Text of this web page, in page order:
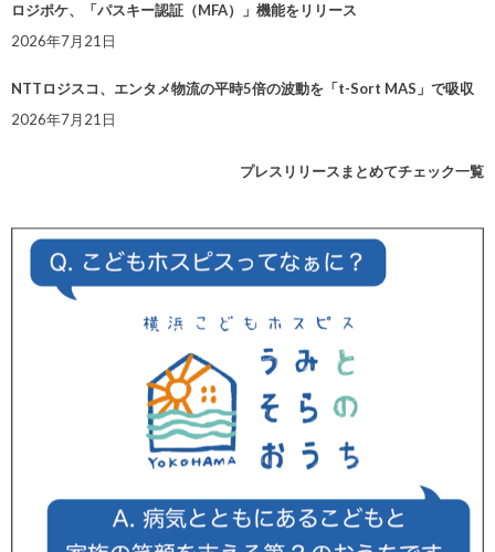
ロジポケ、「パスキー認証（MFA）」機能をリリース
2026年7月21日
NTTロジスコ、エンタメ物流の平時5倍の波動を「t-Sort MAS」で吸収
2026年7月21日
プレスリリースまとめてチェック一覧